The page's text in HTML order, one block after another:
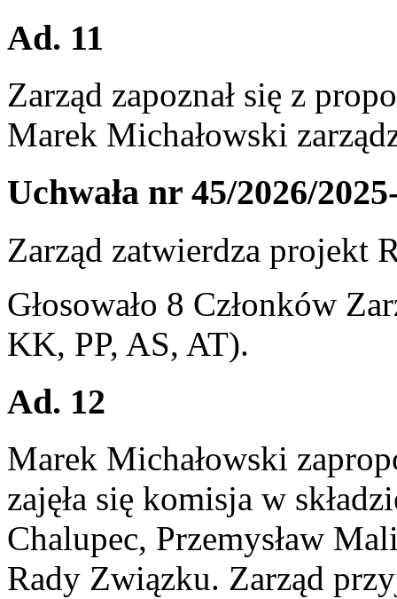
Ad. 11
Zarząd zapoznał się z
Marek Michałowski
Uchwała nr 45/2026/
Zarząd zatwierdza projekt
Głosowało 8 Członków
KK, PP, AS, AT).
Ad. 12
Marek Michałowski
zajęła się komisja w
Chalupec, Przemysław
Rady Związku. Zarząd